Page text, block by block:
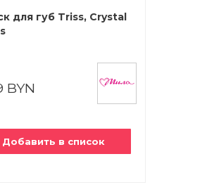
для губ Triss, Crystal
BYN
Добавить в список